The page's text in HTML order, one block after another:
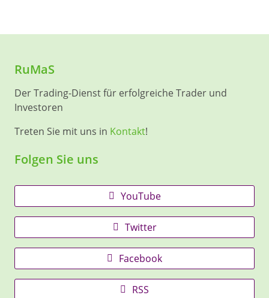
RuMaS
Der Trading-Dienst für erfolgreiche Trader und
Investoren
Treten Sie mit uns in Kontakt!
Folgen Sie uns
YouTube
Twitter
Facebook
RSS